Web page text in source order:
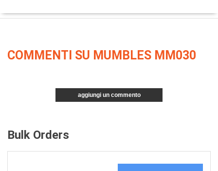
COMMENTI SU MUMBLES MM030
aggiungi un commento
Bulk Orders